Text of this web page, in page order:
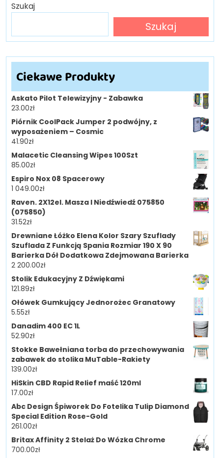
Szukaj
Szukaj
Ciekawe Produkty
Askato Pilot Telewizyjny - Zabawka
23.00zł
Piórnik CoolPack Jumper 2 podwójny, z
wyposażeniem – Cosmic
41.90zł
Malacetic Cleansing Wipes 100Szt
85.00zł
Espiro Nox 08 Spacerowy
1 049.00zł
Raven. 2X12el. Masza I Niedźwiedź 075850
(075850)
31.52zł
Drewniane Łóżko Elena Kolor Szary Szuflady
Szuflada Z Funkcją Spania Rozmiar 190 X 90
Barierka Dół Dodatkowa Zdejmowana Barierka
2 200.00zł
Stolik Edukacyjny Z Dźwiękami
121.89zł
Ołówek Gumkujący Jednorożec Granatowy
5.55zł
Danadim 400 EC 1L
52.90zł
Stokke Bawełniana torba do przechowywania
zabawek do stolika MuTable-Rakiety
139.00zł
HiSkin CBD Rapid Relief maść 120ml
17.00zł
Abc Design Śpiworek Do Fotelika Tulip Diamond
Special Edition Rose-Gold
261.00zł
Britax Affinity 2 Stelaż Do Wózka Chrome
700.00zł